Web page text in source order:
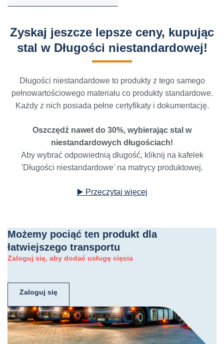
Zyskaj jeszcze lepsze ceny, kupując
stal w Długości niestandardowej!
Długości niestandardowe to produkty z tego samego
pełnowartościowego materiału co produkty standardowe.
Każdy z nich posiada pełne certyfikaty i dokumentację.
Oszczędź nawet do 30%, wybierając stal w
niestandardowych długościach!
Aby wybrać odpowiednią długość, kliknij na kafelek
'Długości niestandardowe' na matrycy produktowej.
▶️ Przeczytaj więcej
Możemy pociąć ten produkt dla
łatwiejszego transportu
Zaloguj się, aby dodać usługę cięcia
Zaloguj się